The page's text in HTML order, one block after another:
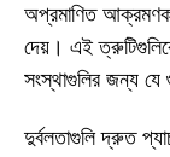
অপ্রমাণিত
দেয়। এই
সংস্থাগুলির জন্য যে
দুর্বলতাগুলি দ্রুত